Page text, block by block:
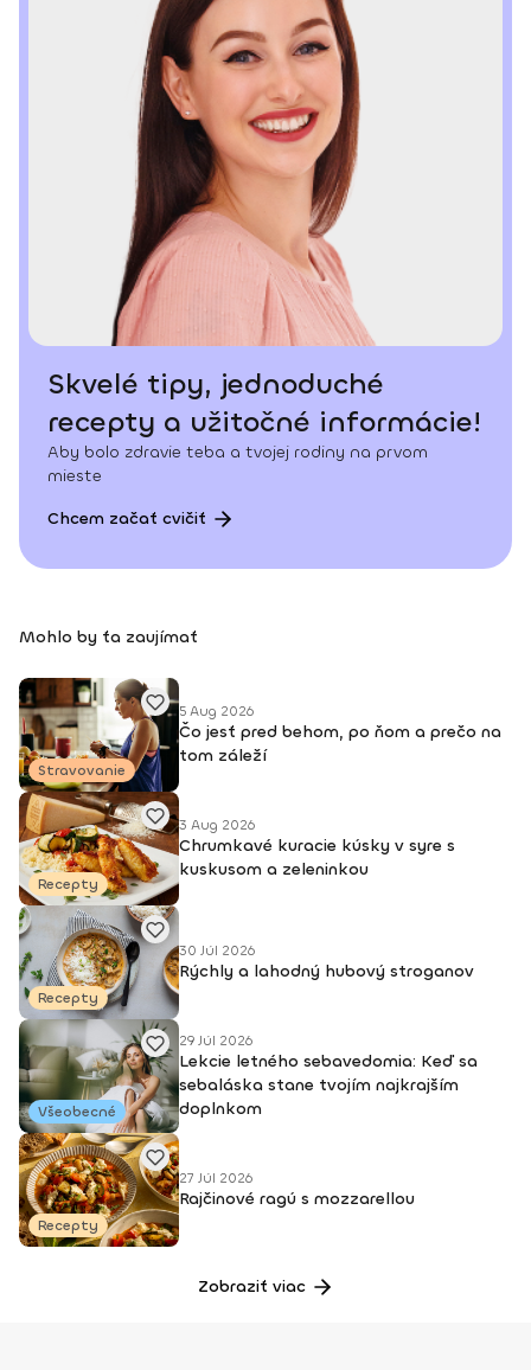
Skvelé tipy, jednoduché
recepty a užitočné informácie!
Aby bolo zdravie teba a tvojej rodiny na prvom
mieste
Chcem začať cvičiť
Mohlo by ťa zaujímať
Stravovanie
5 Aug 2026
Čo jesť pred behom, po ňom a prečo na
tom záleží
Recepty
3 Aug 2026
Chrumkavé kuracie kúsky v syre s
kuskusom a zeleninkou
Recepty
30 Júl 2026
Rýchly a lahodný hubový stroganov
Všeobecné
29 Júl 2026
Lekcie letného sebavedomia: Keď sa
sebaláska stane tvojím najkrajším
doplnkom
Recepty
27 Júl 2026
Rajčinové ragú s mozzarellou
Zobraziť viac